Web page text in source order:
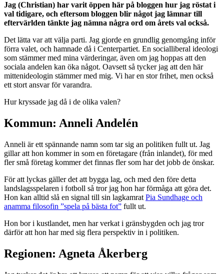
Jag (Christian) har varit öppen här på bloggen hur jag röstat i
val tidigare, och eftersom bloggen blir något jag lämnar till
eftervärlden tänkte jag nämna några ord om årets val också.
Det lätta var att välja parti. Jag gjorde en grundlig genomgång inför
förra valet, och hamnade då i Centerpartiet. En socialliberal ideologi
som stämmer med mina värderingar, även om jag hoppas att den
sociala andelen kan öka något. Oavsett så tycker jag att den här
mittenideologin stämmer med mig. Vi har en stor frihet, men också
ett stort ansvar för varandra.
Hur kryssade jag då i de olika valen?
Kommun: Anneli Andelén
Anneli är ett spännande namn som tar sig an politiken fullt ut. Jag
gillar att hon kommer in som en företagare (från inlandet), för med
fler små företag kommer det finnas fler som har det jobb de önskar.
För att lyckas gäller det att bygga lag, och med den före detta
landslagsspelaren i fotboll så tror jag hon har förmåga att göra det.
Hon kan alltid slå en signal till sin lagkamrat Pia Sundhage och
anamma filosofin ”spela på bästa fot” fullt ut.
Hon bor i kustlandet, men har verkat i gränsbygden och jag tror
därför att hon har med sig flera perspektiv in i politiken.
Regionen: Agneta Åkerberg